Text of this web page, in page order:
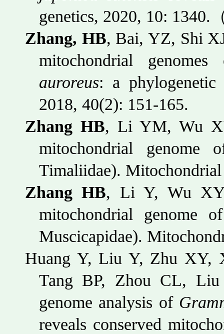
genetics, 2020, 10: 1340.
Zhang, HB, Bai, YZ, Shi
mitochondrial
auroreus: a phylogenetic
2018, 40(2): 151-165.
Zhang HB, Li YM, Wu
mitochondrial genome
Timaliidae).
Zhang HB, Li Y, Wu
mitochondrial genome
Muscicapidae).
Huang Y, Liu Y, Zhu
Tang BP, Zhou CL, Liu
genome analysis of
reveals conserved